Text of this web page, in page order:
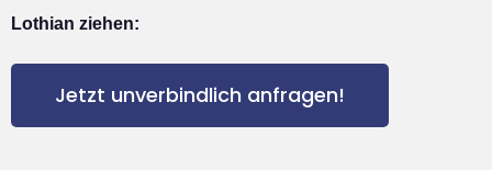
Lothian ziehen:
Jetzt unverbindlich anfragen!